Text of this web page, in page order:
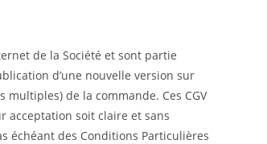
de la Société et sont partie
d’une nouvelle version sur
de la commande. Ces CGV
acceptation soit claire et sans
échéant des Conditions Particulières